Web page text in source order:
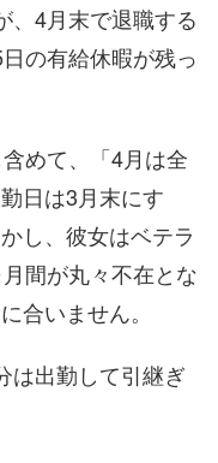
、4月末で退職する
の有給休暇が残っ
めて、「4月は全
日は3月末にす
し、彼女はベテラ
間が丸々不在とな
合いません。
は出勤して引継ぎ